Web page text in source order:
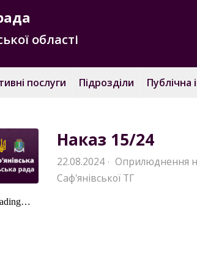
області
послуги Підрозділи Публічна
Наказ 15/24
22.08.2024 · Оприлюднення
Саф'янівської ТГ